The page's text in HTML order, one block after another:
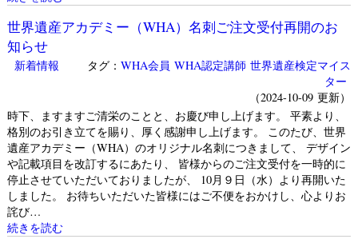
世界遺産アカデミー（WHA）名刺ご注文受付再開のお
知らせ
新着情報 タグ： WHA会員 WHA認定講師 世界遺産検定マイス
ター
（2024-10-09 更新）
時下、ますますご清栄のことと、お慶び申し上げます。 平素より、
格別のお引き立てを賜り、厚く感謝申し上げます。 このたび、世界
遺産アカデミー（WHA）のオリジナル名刺につきまして、 デザイン
や記載項目を改訂するにあたり、 皆様からのご注文受付を一時的に
停止させていただいておりましたが、 10月９日（水）より再開いた
しました。 お待ちいただいた皆様にはご不便をおかけし、心よりお
詫び…
続きを読む